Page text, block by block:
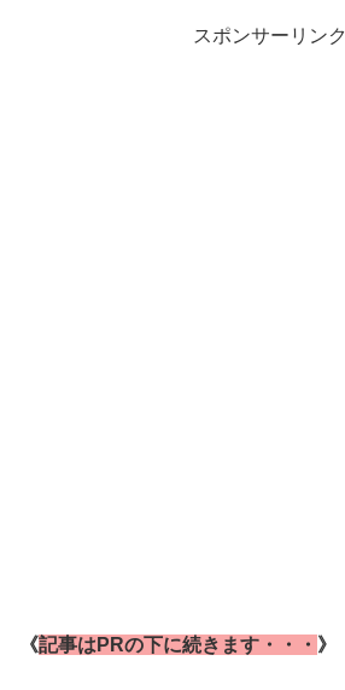
スポンサーリンク
《記事はPRの下に続きます・・・ 》